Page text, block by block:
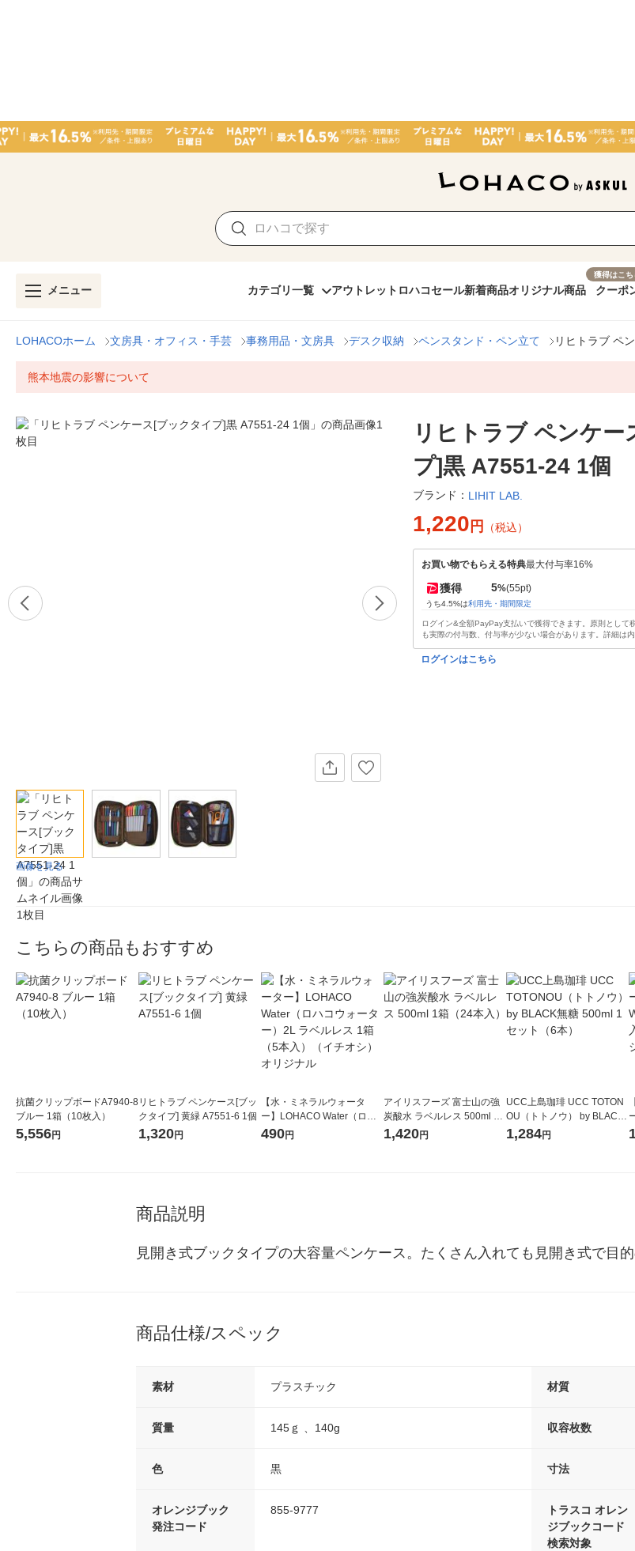
メニュー カテゴリ一覧 アウトレット ロハコセール新着商品オリジナル商品
獲得はこち
クーポ
LOHACOホーム 文房具・オフィス・手芸 事務用品・文房具 デスク収納 ペンスタンド・ペン立て リヒトラブ ペ
熊本地震の影響について
画像を見る
リヒトラブ ペンケー
プ]黒 A7551-24 1個
ブランド： LIHIT LAB.
1,220 円 （税込）
お買い物でもらえる特典最大付与率16%
獲得 5%(55pt)
うち4.5%は利用先・期間限定
ログイン&全額PayPay支払いで獲得できます。原則として
も実際の付与数、付与率が少ない場合があります。詳細は
ログインはこちら
こちらの商品もおすすめ
抗菌クリップボードA7940-8
ブルー 1箱（10枚入）
5,556円
リヒトラブ ペンケース[ブッ
クタイプ] 黄緑 A7551-6 1個
1,320円
【水・ミネラルウォータ
ー】LOHACO Water（ロハ
コウォーター）2L ラベルレ
490円
アイリスフーズ 富士山の強
炭酸水 ラベルレス 500ml 1
箱（24本入）
1,420円
UCC上島珈琲 UCC TOTON
OU（トトノウ） by BLACK
無糖 500ml 1セット（6本）
1,284円
商品説明
見開き式ブックタイプの大容量ペンケース。たくさん入れても見開き式で目的
商品仕様/スペック
素材 プラスチック 材質
質量 145ｇ 、140g 収容枚数
色 黒 寸法
オレンジブック
発注コード
855-9777
トラスコ オレン
ジブックコード
検索対象